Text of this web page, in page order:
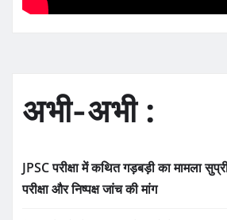
अभी-अभी :
JPSC परीक्षा में कथित गड़बड़ी का मामला
परीक्षा और निष्पक्ष जांच की मांग